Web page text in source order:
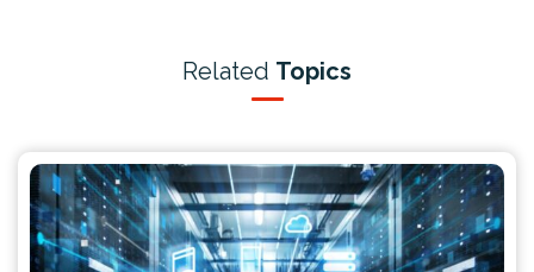
Related Topics